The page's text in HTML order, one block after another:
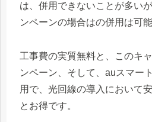
は、併用できないことが多い
ンペーンの場合はの併用は可
工事費の実質無料と、このキ
ンペーン、そして、auスマー
用で、光回線の導入において
とお得です。